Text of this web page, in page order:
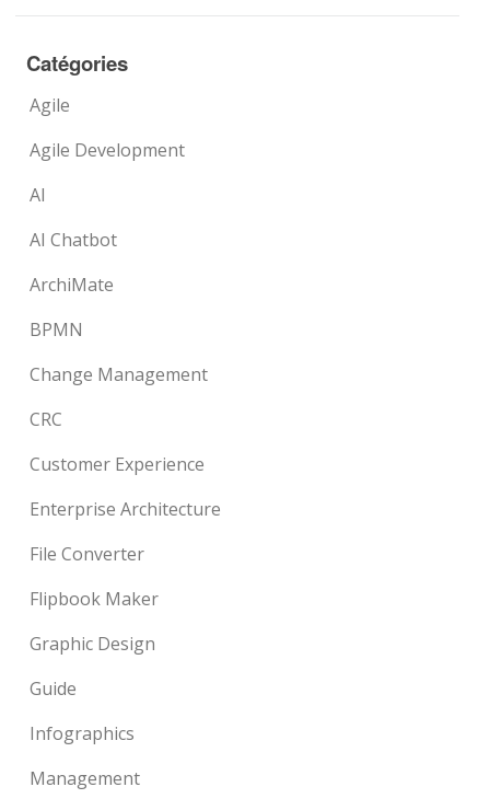
Catégories
Agile
Agile Development
AI
AI Chatbot
ArchiMate
BPMN
Change Management
CRC
Customer Experience
Enterprise Architecture
File Converter
Flipbook Maker
Graphic Design
Guide
Infographics
Management